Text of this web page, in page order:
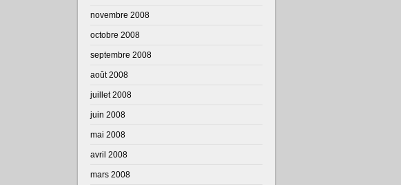
novembre 2008
octobre 2008
septembre 2008
août 2008
juillet 2008
juin 2008
mai 2008
avril 2008
mars 2008